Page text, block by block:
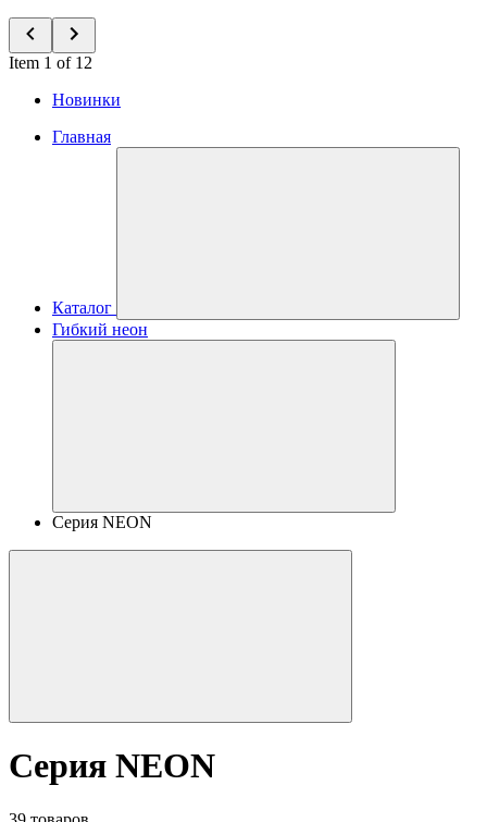
Item 1 of 12
Новинки
Главная
Каталог
Гибкий неон
Серия NEON
Серия NEON